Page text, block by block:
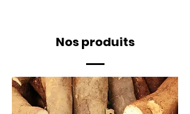
Nos produits